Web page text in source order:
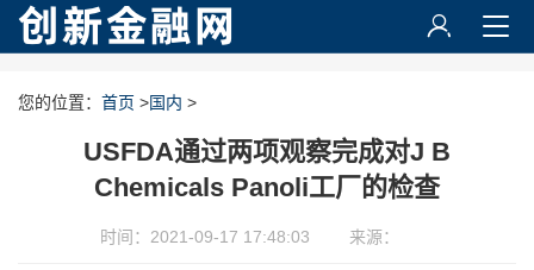
您的位置： 首页 >国内 >
USFDA通过两项观察完成对J B
Chemicals Panoli工厂的检查
时间：2021-09-17 17:48:03 来源：